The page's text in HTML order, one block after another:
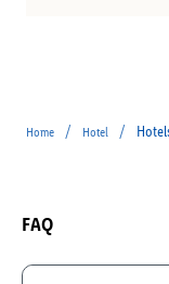
Home / Hotel /
FAQ